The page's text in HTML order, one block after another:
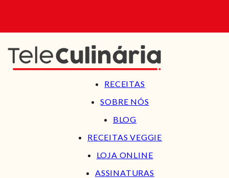
RECEITAS
SOBRE NÓS
BLOG
RECEITAS VEGGIE
LOJA ONLINE
ASSINATURAS